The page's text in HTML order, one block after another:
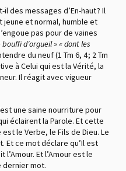
des messages d’En-haut ? Il
jeune et normal, humble et
pas pour de vaines
d’orgueil » « dont les
du neuf (1 Tm 6, 4 ; 2 Tm
à Celui qui est la Vérité, la
Il réagit avec vigueur
une saine nourriture pour
éclairent la Parole. Et cette
le Verbe, le Fils de Dieu. Le
Et ce mot déclare qu’Il est
Et l’Amour est le
dernier mot.